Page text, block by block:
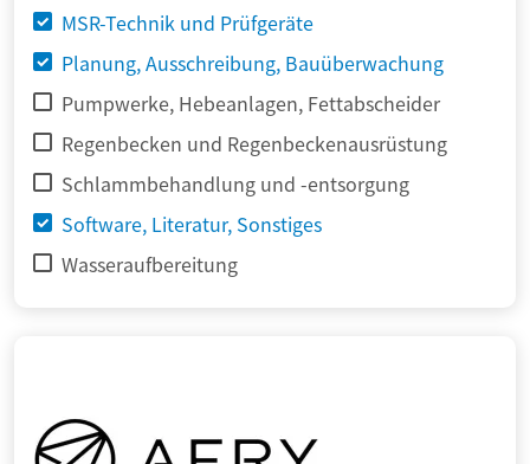
MSR-Technik und Prüfgeräte
Planung, Ausschreibung, Bauüberwachung
Pumpwerke, Hebeanlagen, Fettabscheider
Regenbecken und Regenbeckenausrüstung
Schlammbehandlung und -entsorgung
Software, Literatur, Sonstiges
Wasseraufbereitung